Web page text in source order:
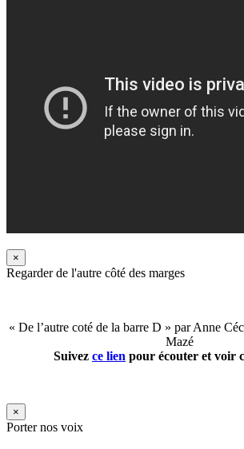
×
Regarder de l'autre côté des marges
« De l’autre coté de la barre D » par Anne
Mazé
Suivez ce lien pour écouter et voir
×
Porter nos voix